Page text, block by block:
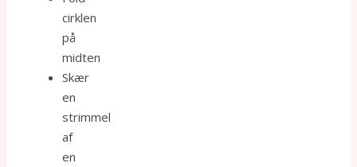
cirklen
på
midten
Skær
en
strimmel
af
en